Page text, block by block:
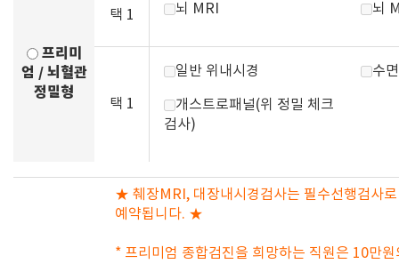
프리미
엄 / 뇌혈관
정밀형
택 1 뇌 MRI 뇌
택 1
일반 위내시경 수
개스트로패널(위 정밀 체크
검사)
★ 췌장MRI, 대장내시경검사는 필수선행검사
예약됩니다. ★
* 프리미엄 종합검진을 희망하는 직원은 10만